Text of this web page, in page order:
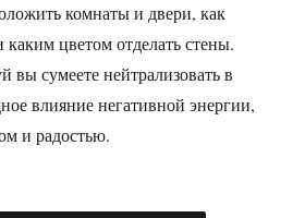
комнаты и двери, как
каким цветом отделать стены.
сумеете нейтрализовать в
влияние негативной энергии,
и радостью.